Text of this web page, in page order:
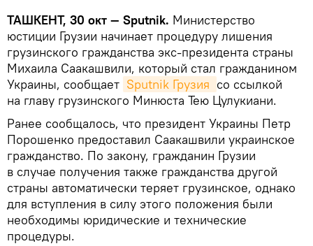
ТАШКЕНТ, 30 окт — Sputnik. Министерство
юстиции Грузии начинает процедуру лишения
грузинского гражданства экс-президента страны
Михаила Саакашвили, который стал гражданином
Украины, сообщает Sputnik Грузия со ссылкой
на главу грузинского Минюста Тею Цулукиани.
Ранее сообщалось, что президент Украины Петр
Порошенко предоставил Саакашвили украинское
гражданство. По закону, гражданин Грузии
в случае получения также гражданства другой
страны автоматически теряет грузинское, однако
для вступления в силу этого положения были
необходимы юридические и технические
процедуры.